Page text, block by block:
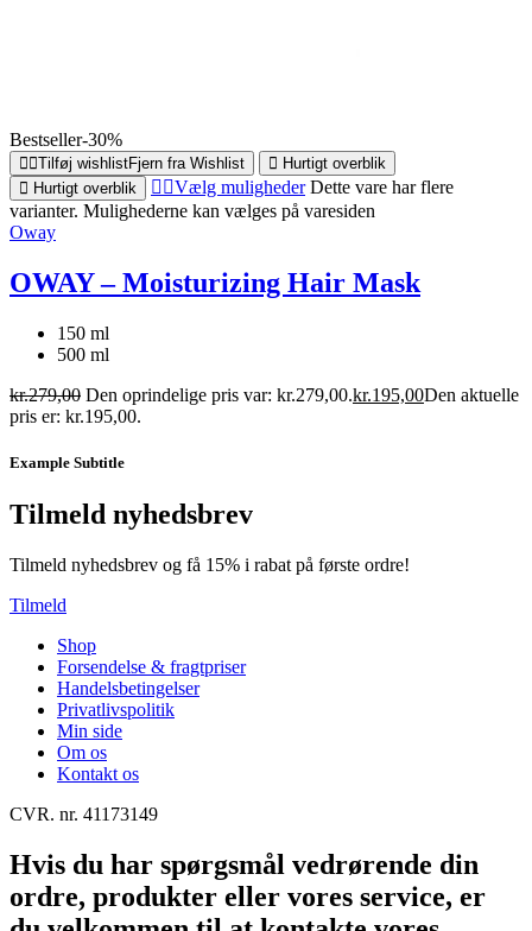
Bestseller-30%
Tilføj wishlistFjern fra Wishlist
Hurtigt overblik
Hurtigt overblik
Vælg muligheder Dette vare har flere
varianter. Mulighederne kan vælges på varesiden
Oway
OWAY – Moisturizing Hair Mask
150 ml
500 ml
kr.279,00 Den oprindelige pris var: kr.279,00.kr.195,00Den aktuelle
pris er: kr.195,00.
Example Subtitle
Tilmeld nyhedsbrev
Tilmeld nyhedsbrev og få 15% i rabat på første ordre!
Tilmeld
Shop
Forsendelse & fragtpriser
Handelsbetingelser
Privatlivspolitik
Min side
Om os
Kontakt os
CVR. nr. 41173149
Hvis du har spørgsmål vedrørende din
ordre, produkter eller vores service, er